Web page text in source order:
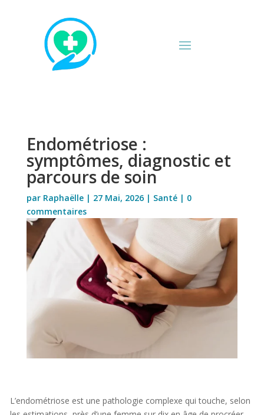
Endométriose :
symptômes, diagnostic et
parcours de soin
par Raphaëlle| 27 Mai, 2026| Santé| 0
commentaires
L’endométriose est une pathologie complexe qui touche, selon